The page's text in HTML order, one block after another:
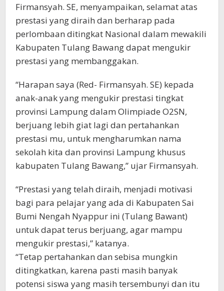
Firmansyah. SE, menyampaikan, selamat atas
prestasi yang diraih dan berharap pada
perlombaan ditingkat Nasional dalam mewakili
Kabupaten Tulang Bawang dapat mengukir
prestasi yang membanggakan.
“Harapan saya (Red- Firmansyah. SE) kepada
anak-anak yang mengukir prestasi tingkat
provinsi Lampung dalam Olimpiade O2SN,
berjuang lebih giat lagi dan pertahankan
prestasi mu, untuk mengharumkan nama
sekolah kita dan provinsi Lampung khusus
kabupaten Tulang Bawang,” ujar Firmansyah.
“Prestasi yang telah diraih, menjadi motivasi
bagi para pelajar yang ada di Kabupaten Sai
Bumi Nengah Nyappur ini (Tulang Bawant)
untuk dapat terus berjuang, agar mampu
mengukir prestasi,” katanya.
“Tetap pertahankan dan sebisa mungkin
ditingkatkan, karena pasti masih banyak
potensi siswa yang masih tersembunyi dan itu